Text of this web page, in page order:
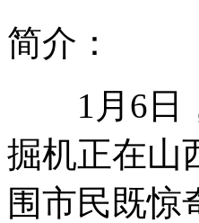
乔布斯失窃iPad落职业小
菲律宾内政部长坠机生死
简介：
1月6日，
掘机正在山
围市民既惊